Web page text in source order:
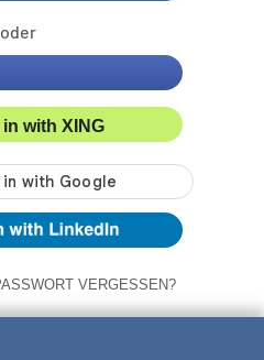
oder
in with XING
VERGESSEN?